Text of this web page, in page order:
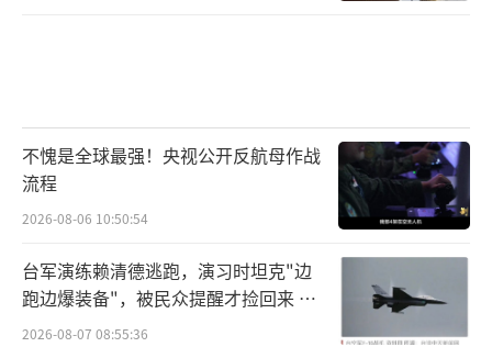
不愧是全球最强！央视公开反航母作战
流程
2026-08-06 10:50:54
台军演练赖清德逃跑，演习时坦克"边
跑边爆装备"，被民众提醒才捡回来 演
习状况频出引发关注
2026-08-07 08:55:36